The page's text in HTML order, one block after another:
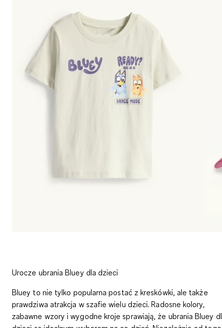
Urocze ubrania Bluey dla dzieci
Bluey to nie tylko popularna postać z kreskówki, ale także
prawdziwa atrakcja w szafie wielu dzieci. Radosne kolory,
zabawne wzory i wygodne kroje sprawiają, że ubrania Bluey